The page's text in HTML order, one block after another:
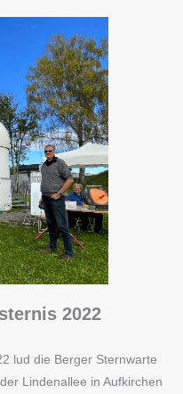
2022
lud die Berger Sternwarte
Lindenallee in Aufkirchen